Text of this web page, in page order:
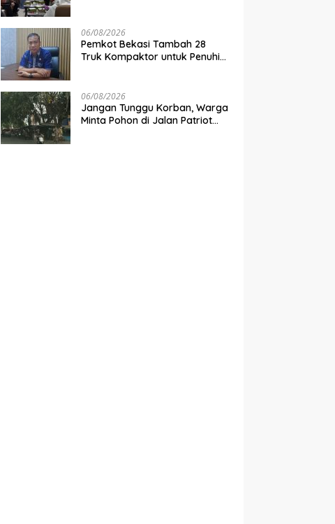
06/08/2026
Pemkot Bekasi Tambah 28
Truk Kompaktor untuk Penuhi
06/08/2026
Jangan Tunggu Korban, Warga
Minta Pohon di Jalan Patriot